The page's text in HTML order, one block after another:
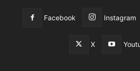
Facebook Instagram
X